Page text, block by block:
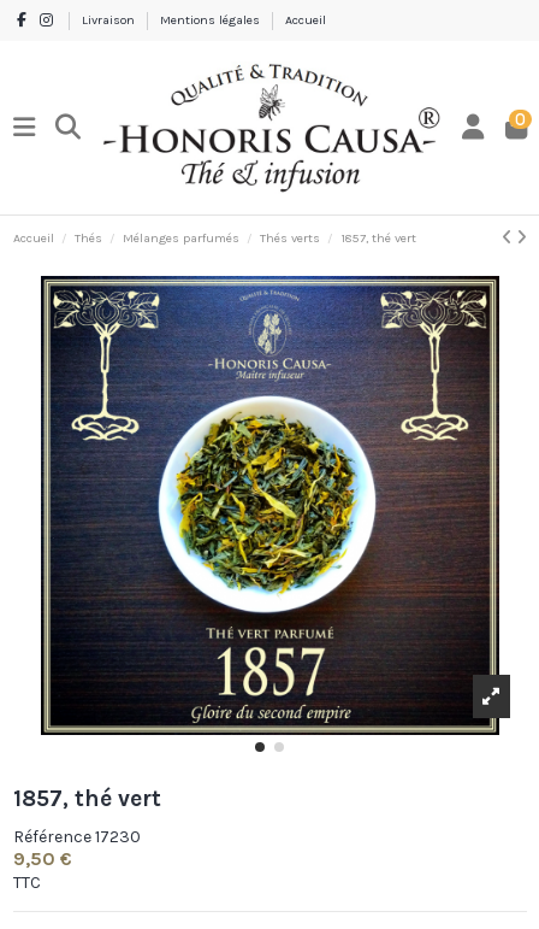
Livraison Mentions légales Accueil
0
Accueil Thés Mélanges parfumés Thés verts 1857, thé vert
1857, thé vert
Référence 17230
9,50 €
TTC